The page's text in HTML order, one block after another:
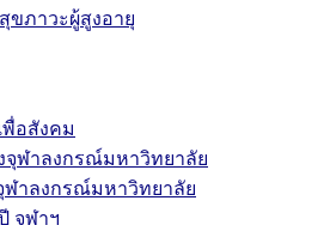
ขภาวะผู้สูงอายุ
อสังคม
จุฬาลงกรณ์มหาวิทยาลัย
ฬาลงกรณ์มหาวิทยาลัย
จุฬาฯ